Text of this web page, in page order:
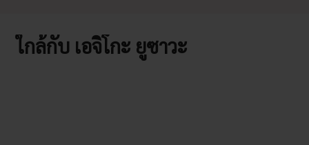
ใกล้กับ เอจิโกะ ยูซาวะ